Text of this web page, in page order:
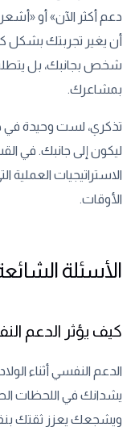
دعم أكثر الآن» أو
أن يغير تجربتك بشكل
شخص بجانبك، بل
بمشاعرك.
تذكري، لست وحيدة في
ليكون إلى جانبك. في
الاستراتيجيات
الأوقات.
الأسئلة
كيف يؤثر الدعم
الدعم النفسي أثناء
يشدانك في اللحظات
ويشجعك يعزز ثقتك